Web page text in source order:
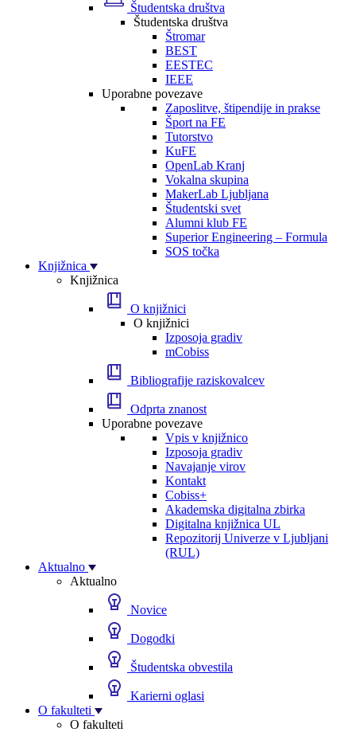
Študentska društva
Študentska društva
Štromar
BEST
EESTEC
IEEE
Uporabne povezave
Zaposlitve, štipendije in prakse
Šport na FE
Tutorstvo
KuFE
OpenLab Kranj
Vokalna skupina
MakerLab Ljubljana
Študentski svet
Alumni klub FE
Superior Engineering – Formula
SOS točka
Knjižnica
Knjižnica
O knjižnici
O knjižnici
Izposoja gradiv
mCobiss
Bibliografije raziskovalcev
Odprta znanost
Uporabne povezave
Vpis v knjižnico
Izposoja gradiv
Navajanje virov
Kontakt
Cobiss+
Akademska digitalna zbirka
Digitalna knjižnica UL
Repozitorij Univerze v Ljubljani
(RUL)
Aktualno
Aktualno
Novice
Dogodki
Študentska obvestila
Karierni oglasi
O fakulteti
O fakulteti